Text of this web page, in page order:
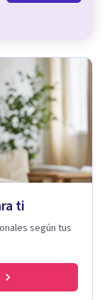
ti
según tus